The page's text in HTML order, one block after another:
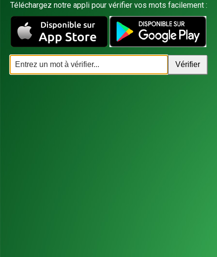
Téléchargez notre appli pour vérifier vos mots facilement :